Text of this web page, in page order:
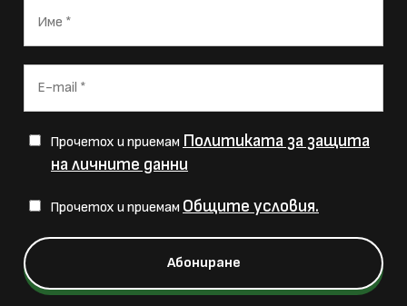
Прочетох и приемам Политиката за защита
на личните данни
Прочетох и приемам Общите условия.